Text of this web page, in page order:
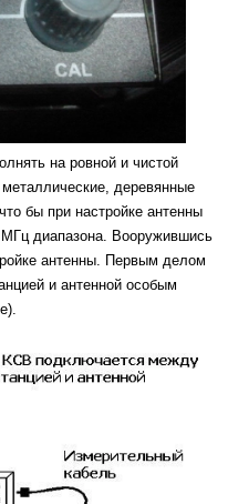
на ровной и чистой
деревянные
бы при настройке антенны
МГц диапазона. Вооружившись
антенны. Первым делом
и антенной особым